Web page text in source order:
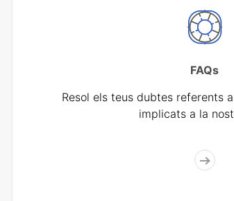
FAQs
Resol els teus dubtes referents
implicats a la